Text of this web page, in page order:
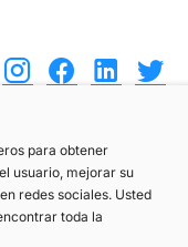
para obtener
usuario, mejorar su
redes sociales. Usted
toda la
(+34) 744 408 070
info@motoreto.com